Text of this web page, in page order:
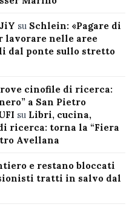
su Schlein: «Pagare di
lavorare nelle aree
dal ponte sullo stretto
cinofile di ricerca:
a San Pietro
su Libri, cucina,
ricerca: torna la “Fiera
Avellana
e restano bloccati
tratti in salvo dal